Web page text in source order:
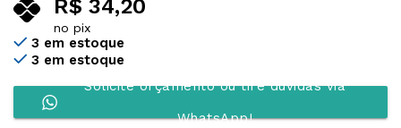
R$ 34,20
no pix
3 em estoque
3 em estoque
Solicite orçamento ou tire dúvidas via
WhatsApp!